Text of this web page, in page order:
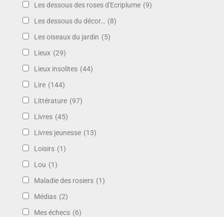
Les dessous des roses d'Ecriplume (9)
Les dessous du décor… (8)
Les oiseaux du jardin (5)
Lieux (29)
Lieux insolites (44)
Lire (144)
Littérature (97)
Livres (45)
Livres jeunesse (13)
Loisirs (1)
Lou (1)
Maladie des rosiers (1)
Médias (2)
Mes échecs (6)